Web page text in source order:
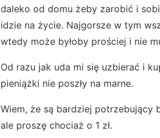
daleko od domu żeby zarobić i
idzie na życie. Najgorsze w tym
wtedy może byłoby prościej i nie
Od razu jak uda mi się uzbierać i
pieniążki nie poszły na marne.
Wiem, że są bardziej potrzebujący
ale proszę chociaż o 1 zł.